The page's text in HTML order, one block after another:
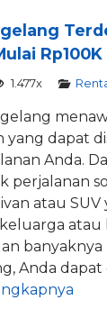
Rp100K
1.477x
yang dapat
Anda.
perjalanan
atau
atau
banyaknya
Anda